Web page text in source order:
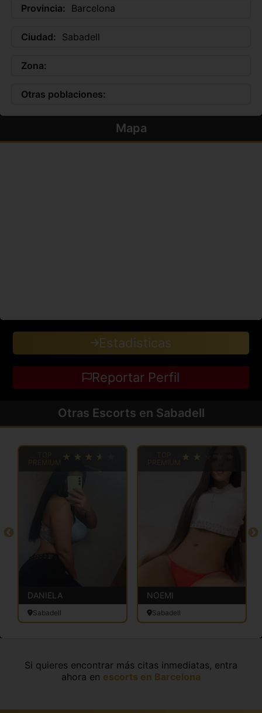
Provincia: Barcelona
Ciudad: Sabadell
Zona:
Otras poblaciones:
Mapa
Estadisticas
Reportar Perfil
Otras Escorts en Sabadell
DANIELA
Sabadell
NOEMI
Sabadell
Si quieres encontrar más citas inmediatas, entra
ahora en escorts en Barcelona